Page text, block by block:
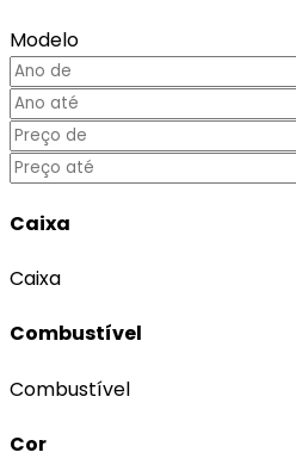
Modelo
Caixa
Caixa
Combustível
Combustível
Cor